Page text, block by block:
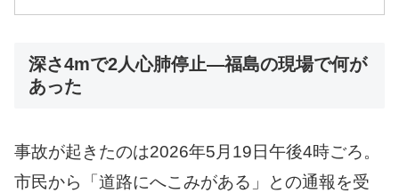
深さ4mで2人心肺停止—福島の現場で何が
あった
事故が起きたのは2026年5月19日午後4時ごろ。
市民から「道路にへこみがある」との通報を受